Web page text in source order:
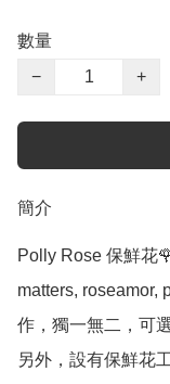
數量
−
+
簡介
Polly Rose 保鮮花
matters, roseamor,
作，獨一無二，可
另外，設有保鮮花